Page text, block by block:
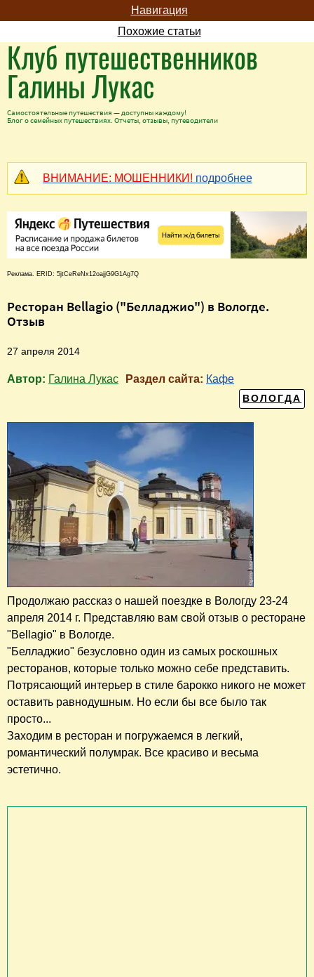
Навигация
Похожие статьи
Клуб путешественников
Галины Лукас
Самостоятельные путешествия — доступны каждому!
Блог о семейных путешествиях. Отчеты, отзывы, путеводители
ВНИМАНИЕ: МОШЕННИКИ! подробнее
Реклама. ERID: 5jtCeReNx12oajjG9G1Ag7Q
Ресторан Bellagio ("Белладжио") в Вологде.
Отзыв
27 апреля 2014
Автор: Галина Лукас Раздел сайта: Кафе
ВОЛОГДА
Продолжаю рассказ о нашей поездке в Вологду 23-24
апреля 2014 г. Представляю вам свой отзыв о ресторане
"Bellagio" в Вологде.
"Белладжио" безусловно один из самых роскошных
ресторанов, которые только можно себе представить.
Потрясающий интерьер в стиле барокко никого не может
оставить равнодушным. Но если бы все было так
просто...
Заходим в ресторан и погружаемся в легкий,
романтический полумрак. Все красиво и весьма
эстетично.